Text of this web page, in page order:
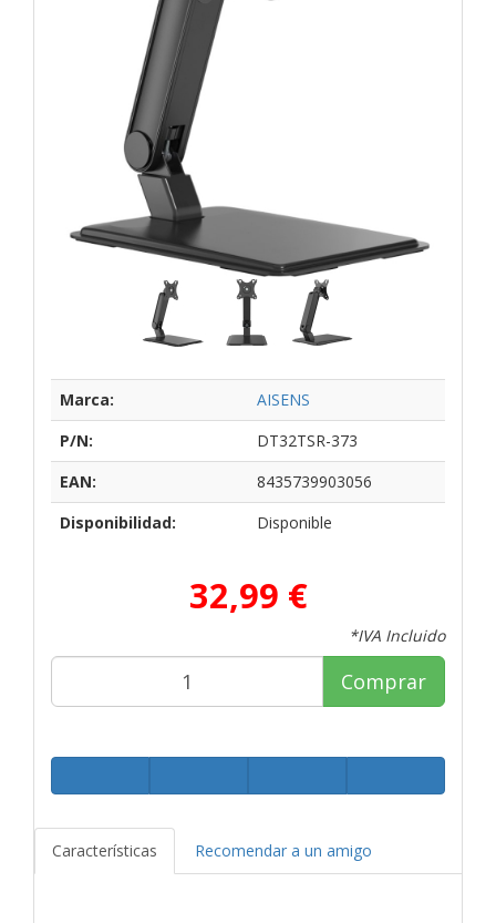
Marca:
AISENS
P/N:
DT32TSR-373
EAN:
8435739903056
Disponibilidad:
Disponible
32,99 €
*IVA Incluido
Comprar
Características Recomendar a un amigo